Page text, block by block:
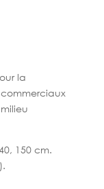
la
150 cm.